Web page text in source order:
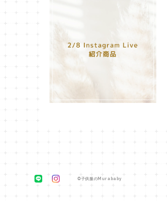
©子供服のMurababy